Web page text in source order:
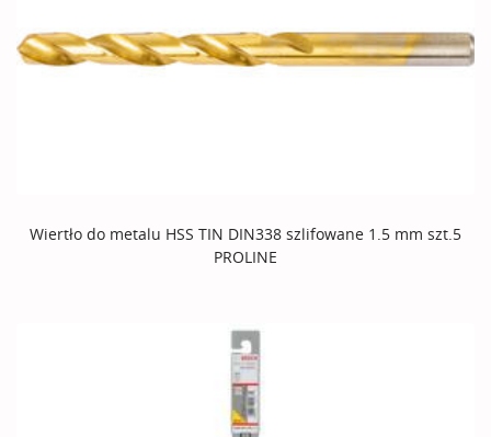
Wiertło do metalu HSS TIN DIN338 szlifowane 1.5 mm szt.5
PROLINE